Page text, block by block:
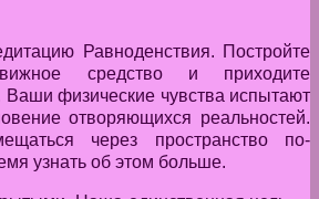
Равноденствия. Постройте
средство и приходите
Ваши физические чувства испытают
отворяющихся реальностей.
через пространство по-
узнать об этом больше.